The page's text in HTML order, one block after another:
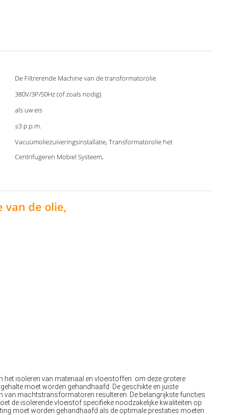
De Filtrerende Machine van de transformatorolie
380V/3P/50Hz (of zoals nodig)
als uw eis
≤3 p.p.m.
Vacuümoliezuiveringsinstallatie, Transformatorolie het
Centrifugeren Mobiel Systeem,
de olie,
isoleren van materiaal en vloeistoffen. om deze grotere
moet worden gehandhaafd. De geschikte en juiste
van machtstransformatoren resulteren. De belangrijkste functies
de isolerende vloeistof specifieke noodzakelijke kwaliteiten op
moet worden gehandhaafd als de optimale prestaties moeten